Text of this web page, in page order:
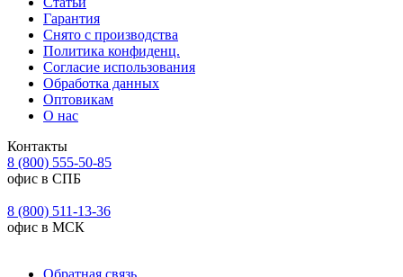
Гарантия
Снято с производства
Политика конфиденц.
Согласие использования
Обработка данных
Оптовикам
О нас
Контакты
8 (800) 555-50-85
офис в СПБ
8 (800) 511-13-36
офис в МСК
Обратная связь